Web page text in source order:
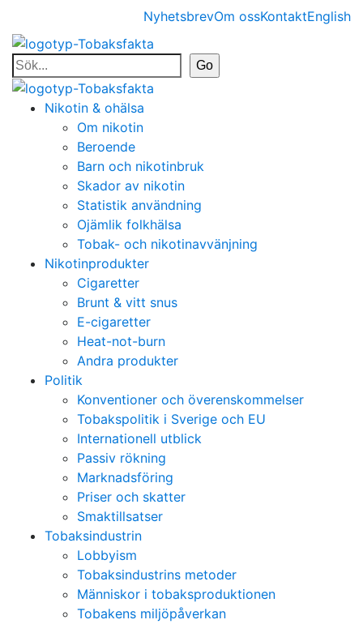
NyhetsbrevOm ossKontaktEnglish
Nikotin & ohälsa
Om nikotin
Beroende
Barn och nikotinbruk
Skador av nikotin
Statistik användning
Ojämlik folkhälsa
Tobak- och nikotinavvänjning
Nikotinprodukter
Cigaretter
Brunt & vitt snus
E-cigaretter
Heat-not-burn
Andra produkter
Politik
Konventioner och överenskommelser
Tobakspolitik i Sverige och EU
Internationell utblick
Passiv rökning
Marknadsföring
Priser och skatter
Smaktillsatser
Tobaksindustrin
Lobbyism
Tobaksindustrins metoder
Människor i tobaksproduktionen
Tobakens miljöpåverkan